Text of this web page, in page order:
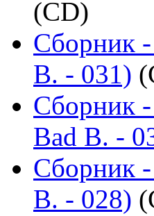
(CD)
Сборник
B. - 031)
Сборник
Bad B. -
Сборник
B. - 028)